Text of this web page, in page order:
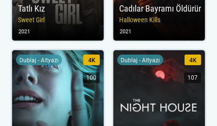
Tatlı Kız
Sweet Girl
2021
Cadılar Bayramı Öldürür
Halloween Kills
2021
Dublaj - Altyazı 4K
100
Dublaj - Altyazı 4K
107